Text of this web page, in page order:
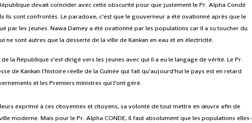
devait coïncider avec cette obscurité pour que justement le Pr. Alpha Condé
ils sont confrontés. Le paradoxe, c’est que le gouverneur a été ovationné après que le
par les jeunes. Nawa Damey a été ovationné par les populations car il a su toucher du
sont autres que la desserte de la ville de Kankan en eau et en électricité.
la République s’est dirigé vers les jeunes avec qui il a eu le langage de vérité. Le Pr.
de Kankan l’histoire réelle de la Guinée qui fait qu’aujourd’hui le pays est en retard
et les Premiers ministres qui l’ont géré.
exprimé à ces citoyennes et citoyens, sa volonté de tout mettre en œuvre afin de
moderne. Mais pour le Pr. Alpha CONDE, il faut absolument que les populations elles-